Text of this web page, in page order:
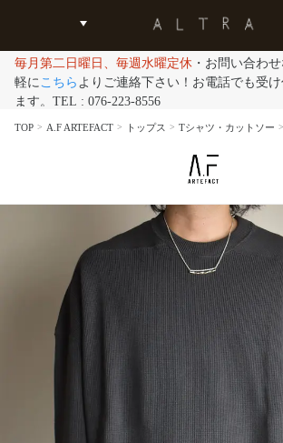
毎月第二日曜日、毎週水曜定休 ・お問い合わ
軽にこちら よりご連絡下さい！お電話でも受
ます。TEL : 076-223-8556
TOP A.F ARTEFACT トップス Tシャツ・カットソー